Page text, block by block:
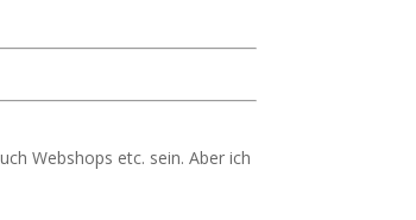
Webshops etc. sein. Aber ich